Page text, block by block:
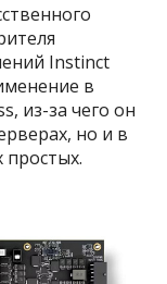
Instinct
в
из-за чего он
но и в
простых.